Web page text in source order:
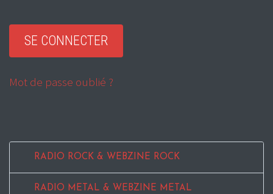
Mot de passe oublié ?
RADIO ROCK & WEBZINE ROCK
RADIO METAL & WEBZINE METAL